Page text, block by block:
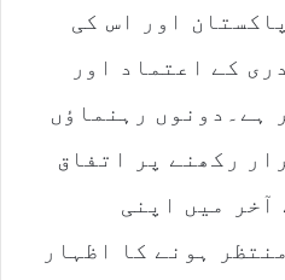
اور اس کی
کے اعتماد اور
ہے۔دونوں رہنماؤں
رکھنے پر اتفاق
آخر میں اپنی
ہونے کا اظہار